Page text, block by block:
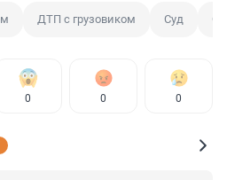
ДТП с грузовиком Суд
0 0 0